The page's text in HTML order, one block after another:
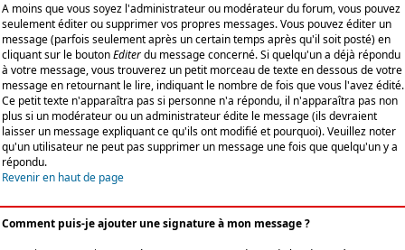
A moins que vous soyez l'administrateur ou modérateur du forum, vous pouvez
seulement éditer ou supprimer vos propres messages. Vous pouvez éditer un
message (parfois seulement après un certain temps après qu'il soit posté) en
cliquant sur le boutonEditerdu message concerné. Si quelqu'un a déjà répondu
à votre message, vous trouverez un petit morceau de texte en dessous de votre
message en retournant le lire, indiquant le nombre de fois que vous l'avez édité.
Ce petit texte n'apparaîtra pas si personne n'a répondu, il n'apparaîtra pas non
plus si un modérateur ou un administrateur édite le message (ils devraient
laisser un message expliquant ce qu'ils ont modifié et pourquoi). Veuillez noter
qu'un utilisateur ne peut pas supprimer un message une fois que quelqu'un y a
répondu.
Revenir en haut de page
Comment puis-je ajouter une signature à mon message ?